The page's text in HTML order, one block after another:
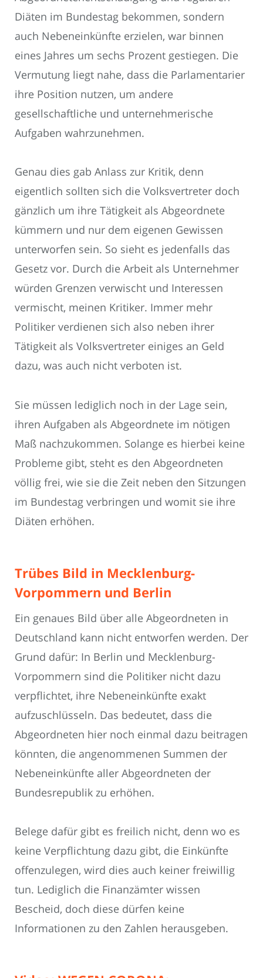
Diäten im Bundestag bekommen, sondern
auch Nebeneinkünfte erzielen, war binnen
eines Jahres um sechs Prozent gestiegen. Die
Vermutung liegt nahe, dass die Parlamentarier
ihre Position nutzen, um andere
gesellschaftliche und unternehmerische
Aufgaben wahrzunehmen.
Genau dies gab Anlass zur Kritik, denn
eigentlich sollten sich die Volksvertreter doch
gänzlich um ihre Tätigkeit als Abgeordnete
kümmern und nur dem eigenen Gewissen
unterworfen sein. So sieht es jedenfalls das
Gesetz vor. Durch die Arbeit als Unternehmer
würden Grenzen verwischt und Interessen
vermischt, meinen Kritiker. Immer mehr
Politiker verdienen sich also neben ihrer
Tätigkeit als Volksvertreter einiges an Geld
dazu, was auch nicht verboten ist.
Sie müssen lediglich noch in der Lage sein,
ihren Aufgaben als Abgeordnete im nötigen
Maß nachzukommen. Solange es hierbei keine
Probleme gibt, steht es den Abgeordneten
völlig frei, wie sie die Zeit neben den Sitzungen
im Bundestag verbringen und womit sie ihre
Diäten erhöhen.
Trübes Bild in Mecklenburg-
Vorpommern und Berlin
Ein genaues Bild über alle Abgeordneten in
Deutschland kann nicht entworfen werden. Der
Grund dafür: In Berlin und Mecklenburg-
Vorpommern sind die Politiker nicht dazu
verpflichtet, ihre Nebeneinkünfte exakt
aufzuschlüsseln. Das bedeutet, dass die
Abgeordneten hier noch einmal dazu beitragen
könnten, die angenommenen Summen der
Nebeneinkünfte aller Abgeordneten der
Bundesrepublik zu erhöhen.
Belege dafür gibt es freilich nicht, denn wo es
keine Verpflichtung dazu gibt, die Einkünfte
offenzulegen, wird dies auch keiner freiwillig
tun. Lediglich die Finanzämter wissen
Bescheid, doch diese dürfen keine
Informationen zu den Zahlen herausgeben.